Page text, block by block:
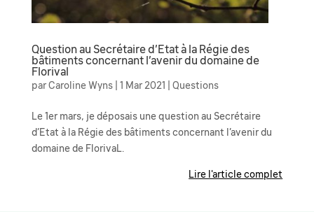
Question au Secrétaire d’Etat à la Régie des
bâtiments concernant l’avenir du domaine de
Florival
parCaroline Wyns| 1 Mar 2021 Questions
Le 1er mars, je déposais une question au Secrétaire
d’Etat à la Régie des bâtiments concernant l’avenir du
domaine de FlorivaL.
Lire l'article complet